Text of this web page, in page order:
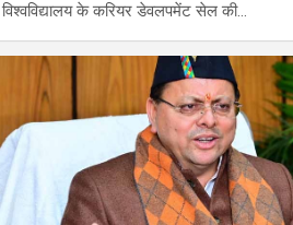
विश्वविद्यालय के करियर डेवलपमेंट सेल की…